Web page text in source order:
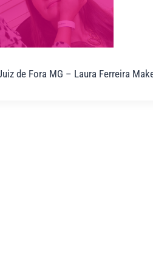
de Fora MG – Laura Ferreira